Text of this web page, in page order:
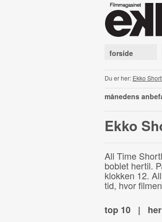
forside
Du er her: Ekko
månedens
Ekko
All Time
boblet hertil.
klokken 12.
tid, hvor
top 10
|